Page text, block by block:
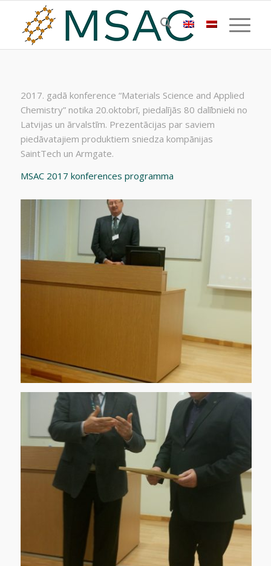
2017. gadā konference “Materials Science and Applied
Chemistry” notika 20.oktobrī, piedalījās 80 dalībnieki no
Latvijas un ārvalstīm. Prezentācijas par saviem
piedāvatajiem produktiem sniedza kompānijas
SaintTech un Armgate.
MSAC 2017 konferences programma